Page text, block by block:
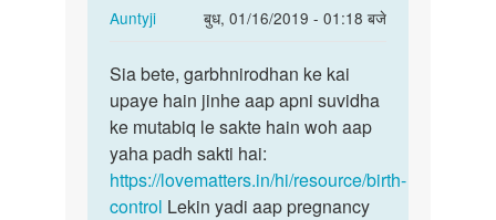
Auntyji
बुध, 01/16/2019 - 01:18 बजे
In
to
Muze
1
baby
h
or
Sia
bete,
garbhnirodhan
ke…
Sia bete, garbhnirodhan ke kai
upaye hain jinhe aap apni suvidha
ke mutabiq le sakte hain woh aap
yaha padh sakti hai:
https://lovematters.in/hi/resource/birth-
control Lekin yadi aap pregnancy